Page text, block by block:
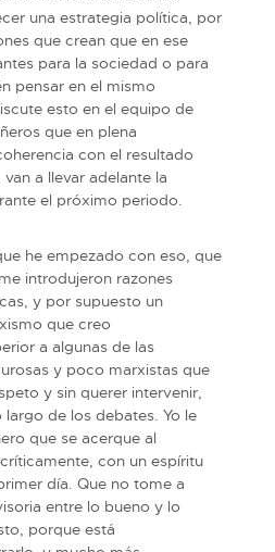
una estrategia política, por
que crean que en ese
para la sociedad o para
pensar en el mismo
esto en el equipo de
que en plena
con el resultado
a llevar adelante la
el próximo periodo.
he empezado con eso, que
introdujeron razones
y por supuesto un
que creo
a algunas de las
y poco marxistas que
y sin querer intervenir,
de los debates. Yo le
que se acerque al
con un espíritu
día. Que no tome a
entre lo bueno y lo
porque está